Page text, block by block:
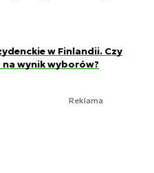
w Finlandii. Czy
na wynik wyborów?
Reklama